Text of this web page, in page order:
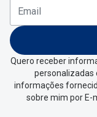
Quero receber
personalizadas
informações
sobre mim por E-